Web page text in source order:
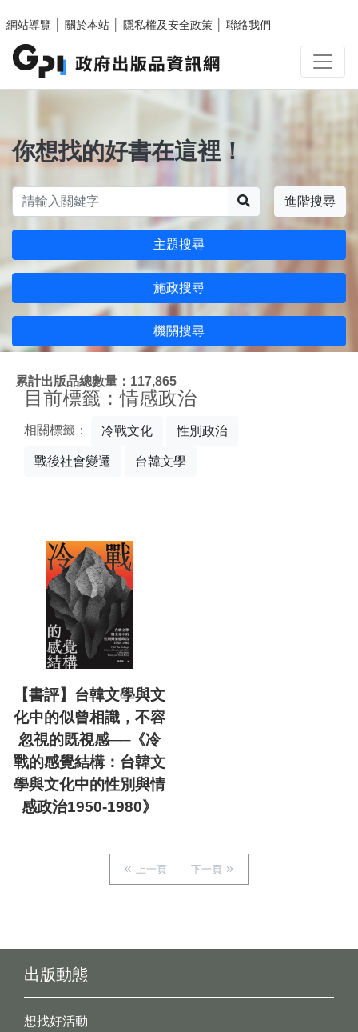
網站導覽
關於本站 隱私權及安全政策 聯絡我們
你想找的好書在這裡！
進階搜尋
主題搜尋
施政搜尋
機關搜尋
累計出版品總數量：117,865
目前標籤：情感政治
相關標籤： 冷戰文化 性別政治
戰後社會變遷 台韓文學
【書評】台韓文學與文
化中的似曾相識，不容
忽視的既視感──《冷
戰的感覺結構：台韓文
學與文化中的性別與情
感政治1950-1980》
上一頁 下一頁
出版動態
想找好活動